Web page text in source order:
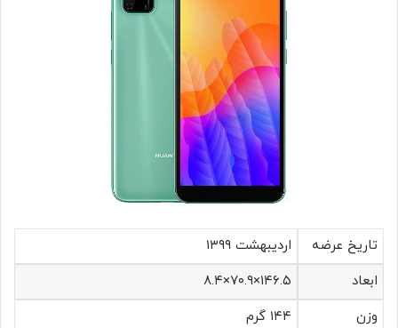
تاریخ عرضه
اردیبهشت ۱۳۹۹
ابعاد
۱۴۶.۵×۷۰.۹×۸.۴
وزن
۱۴۴ گرم